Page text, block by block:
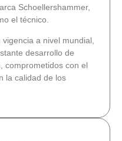
Schoellershammer,
el técnico.
a nivel mundial,
desarrollo de
comprometidos con el
la calidad de los